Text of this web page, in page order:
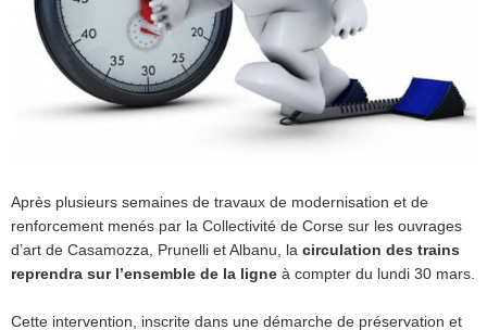
Après plusieurs semaines de travaux de modernisation et de
renforcement menés par la Collectivité de Corse sur les ouvrages
d’art de Casamozza, Prunelli et Albanu, la circulation des trains
reprendra sur l’ensemble de la ligne à compter du lundi 30 mars.
Cette intervention, inscrite dans une démarche de préservation et